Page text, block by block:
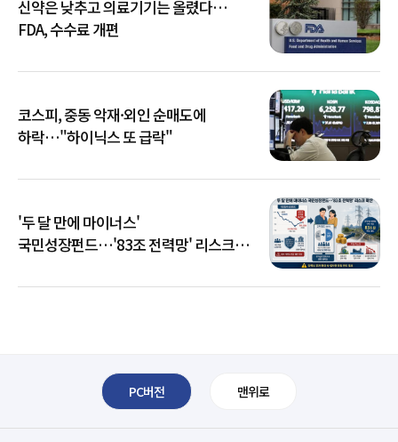
신약은 낮추고 의료기기는 올렸다…
FDA, 수수료 개편
코스피, 중동 악재·외인 순매도에
하락…"하이닉스 또 급락"
'두 달 만에 마이너스'
국민성장펀드…'83조 전력망' 리스크
PC버전 맨위로